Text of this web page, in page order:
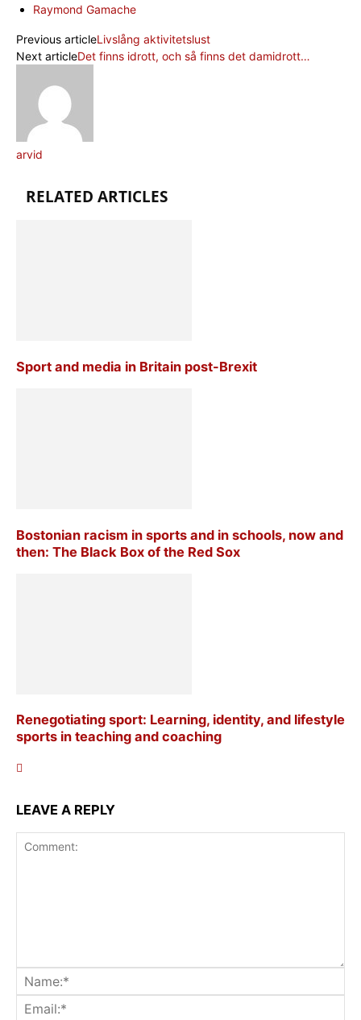
Raymond Gamache
Previous articleLivslång aktivitetslust
Next articleDet finns idrott, och så finns det damidrott…
arvid
RELATED ARTICLES
Sport and media in Britain post-Brexit
Bostonian racism in sports and in schools, now and
then: The Black Box of the Red Sox
Renegotiating sport: Learning, identity, and lifestyle
sports in teaching and coaching
LEAVE A REPLY